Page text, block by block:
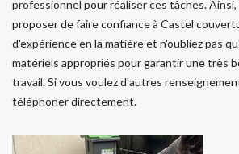
professionnel pour réaliser ces tâches.
proposer de faire confiance à Castel
d'expérience en la matière et n'oubliez pas
matériels appropriés pour garantir une très
travail. Si vous voulez d'autres
téléphoner directement.